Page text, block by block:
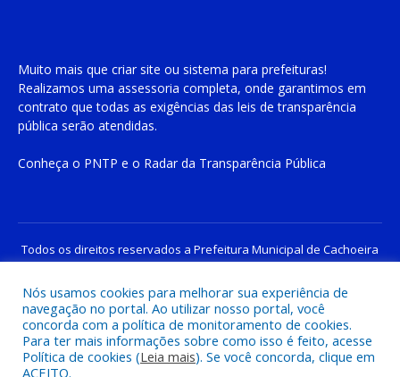
Muito mais que criar site ou sistema para prefeituras!
Realizamos uma assessoria completa, onde garantimos em
contrato que todas as exigências das leis de transparência
pública serão atendidas.
Conheça o PNTP e o Radar da Transparência Pública
Todos os direitos reservados a Prefeitura Municipal de Cachoeira
do Piriá
Mapa do Site
Acessar Área Administrativa
Acessar o Webmail
Nós usamos cookies para melhorar sua experiência de
navegação no portal. Ao utilizar nosso portal, você
concorda com a política de monitoramento de cookies.
Para ter mais informações sobre como isso é feito, acesse
Política de cookies (Leia mais). Se você concorda, clique em
ACEITO.